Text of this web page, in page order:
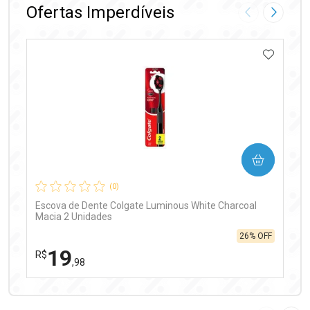
Ofertas Imperdíveis Imagem
(0)
Escova de Dente Colgate Luminous White Charcoal
Macia 2 Unidades
R$19,98
26% OFF
COMPRAR